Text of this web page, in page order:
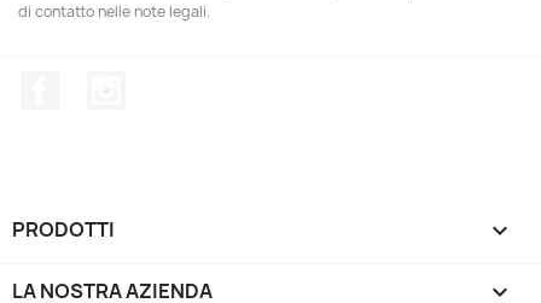
di contatto nelle note legali.
PRODOTTI 
LA NOSTRA AZIENDA 